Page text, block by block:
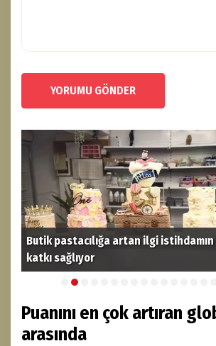
YORUMU GÖNDER
Butik pastacılığa artan ilgi
katkı sağlıyor
Puanını en çok artıran
arasında